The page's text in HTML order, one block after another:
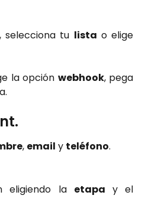
, selecciona tu lista o elige
la opción webhook, pega
, email y teléfono.
eligiendo la etapa y el